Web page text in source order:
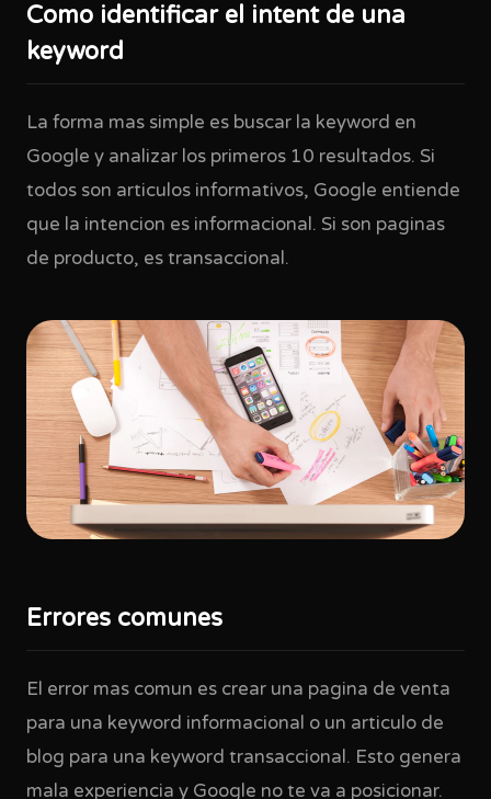
Como identificar el intent de una
keyword
La forma mas simple es buscar la keyword en
Google y analizar los primeros 10 resultados. Si
todos son articulos informativos, Google entiende
que la intencion es informacional. Si son paginas
de producto, es transaccional.
Errores comunes
El error mas comun es crear una pagina de venta
para una keyword informacional o un articulo de
blog para una keyword transaccional. Esto genera
mala experiencia y Google no te va a posicionar.